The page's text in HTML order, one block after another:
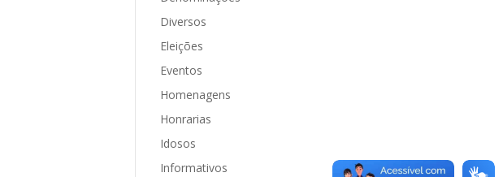
Diversos
Eleições
Eventos
Homenagens
Honrarias
Idosos
Informativos